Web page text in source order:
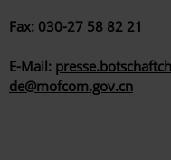
Fax: 030-27 58 82 21
E-Mail:
de@mofcom.gov.cn